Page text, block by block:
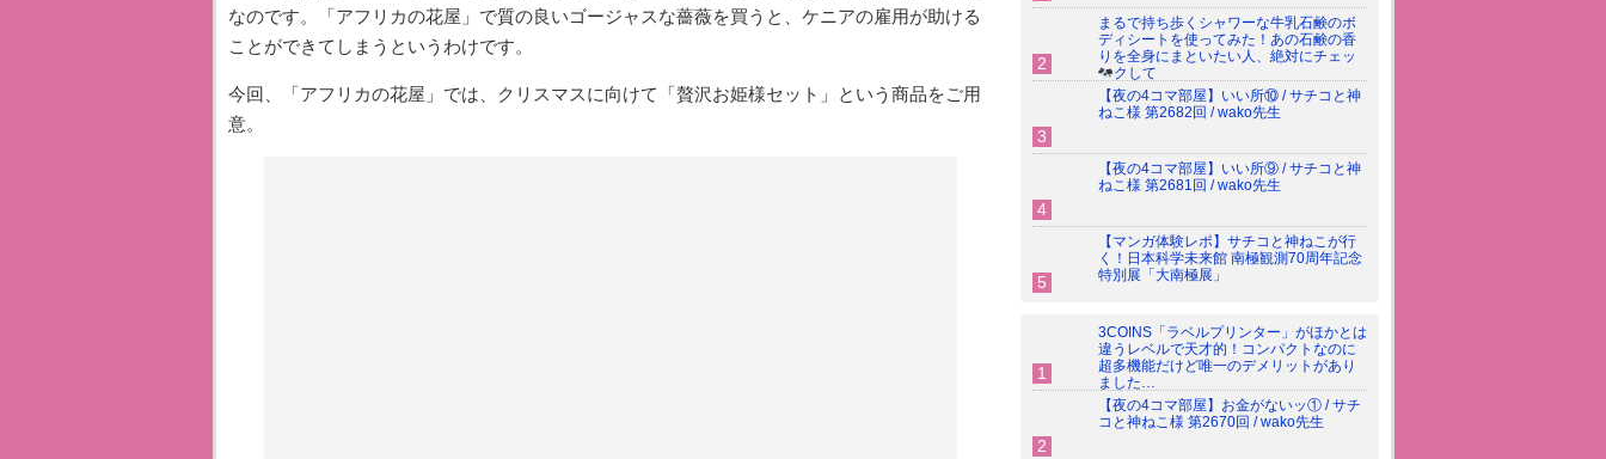
なのです。「アフリカの花屋」で質の良いゴージャスな薔薇を買うと、ケニアの雇用が助ける
ことができてしまうというわけです。
今回、「アフリカの花屋」では、クリスマスに向けて「贅沢お姫様セット」という商品をご用
意。
まるで持ち歩くシャワーな牛乳石鹸のボ
ディシートを使ってみた！あの石鹸の香
りを全身にまといたい人、絶対にチェッ
クして
【夜の4コマ部屋】いい所⑩ / サチコと神
ねこ様 第2682回 / wako先生
【夜の4コマ部屋】いい所⑨ / サチコと神
ねこ様 第2681回 / wako先生
【マンガ体験レポ】サチコと神ねこが行
く！日本科学未来館 南極観測70周年記念
特別展「大南極展」
3COINS「ラベルプリンター」がほかとは
違うレベルで天才的！コンパクトなのに
超多機能だけど唯一のデメリットがあり
ました…
【夜の4コマ部屋】お金がないッ① / サチ
コと神ねこ様 第2670回 / wako先生